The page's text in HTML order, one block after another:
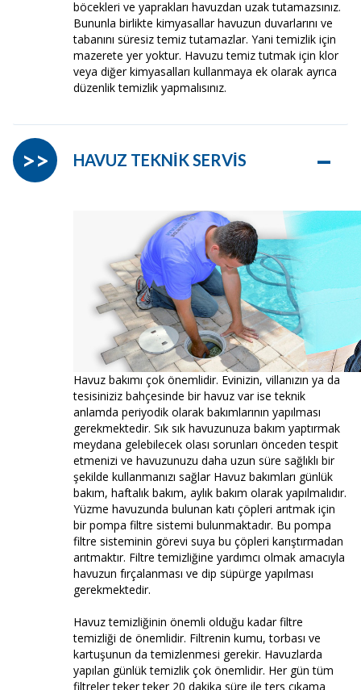
böcekleri ve yaprakları havuzdan uzak tutamazsınız.
Bununla birlikte kimyasallar havuzun duvarlarını ve
tabanını süresiz temiz tutamazlar. Yani temizlik için
mazerete yer yoktur. Havuzu temiz tutmak için klor
veya diğer kimyasalları kullanmaya ek olarak ayrıca
düzenlik temizlik yapmalısınız.
HAVUZ TEKNİK SERVİS –
>>
Havuz bakımı çok önemlidir. Evinizin, villanızın ya da
tesisiniziz bahçesinde bir havuz var ise teknik
anlamda periyodik olarak bakımlarının yapılması
gerekmektedir. Sık sık havuzunuza bakım yaptırmak
meydana gelebilecek olası sorunları önceden tespit
etmenizi ve havuzunuzu daha uzun süre sağlıklı bir
şekilde kullanmanızı sağlar Havuz bakımları günlük
bakım, haftalık bakım, aylık bakım olarak yapılmalıdır.
Yüzme havuzunda bulunan katı çöpleri arıtmak için
bir pompa filtre sistemi bulunmaktadır. Bu pompa
filtre sisteminin görevi suya bu çöpleri karıştırmadan
arıtmaktır. Filtre temizliğine yardımcı olmak amacıyla
havuzun fırçalanması ve dip süpürge yapılması
gerekmektedir.
Havuz temizliğinin önemli olduğu kadar filtre
temizliği de önemlidir. Filtrenin kumu, torbası ve
kartuşunun da temizlenmesi gerekir. Havuzlarda
yapılan günlük temizlik çok önemlidir. Her gün tüm
filtreler teker teker 20 dakika süre ile ters çıkama